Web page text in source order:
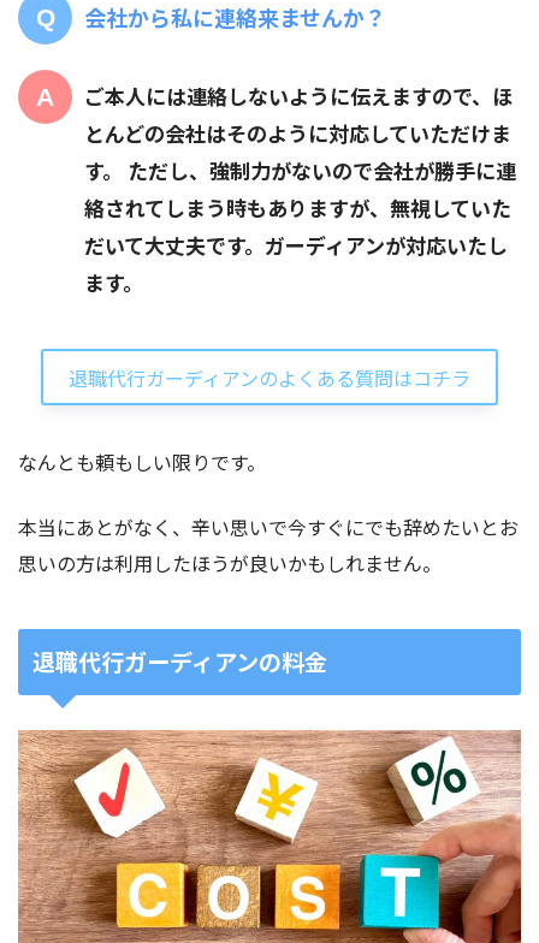
会社から私に連絡来ませんか？
ご本人には連絡しないように伝えますので、ほ
とんどの会社はそのように対応していただけま
す。 ただし、強制力がないので会社が勝手に連
絡されてしまう時もありますが、無視していた
だいて大丈夫です。ガーディアンが対応いたし
ます。
退職代行ガーディアンのよくある質問はコチラ
なんとも頼もしい限りです。
本当にあとがなく、辛い思いで今すぐにでも辞めたいとお
思いの方は利用したほうが良いかもしれません。
退職代行ガーディアンの料金